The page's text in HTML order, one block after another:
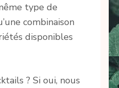
type de
combinaison
disponibles
? Si oui, nous